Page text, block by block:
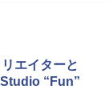
エイターと
“Fun”